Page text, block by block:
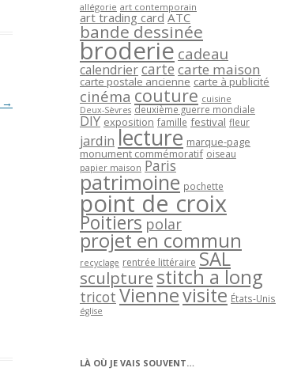
→
allégorie art contemporain
art trading card ATC
bande dessinée
broderie cadeau
calendriercartecarte maison
carte postale ancienne carte à publicité
cinéma couture cuisine
Deux-Sèvres deuxième guerre mondiale
DIY exposition famille festival fleur
jardin lecture marque-page
monument commémoratif oiseau
papier maison Paris
patrimoine pochette
point de croix
Poitiers polar
projet en commun
recyclage rentrée littéraire SAL
sculpture stitch a long
tricot Viennevisite États-Unis
église
LÀ OÙ JE VAIS SOUVENT…